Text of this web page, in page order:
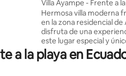
de
Villa Ayampe - Frente a
Hermosa villa moderna
en la zona residencial de
disfruta de una
este lugar especial y
mejores vistas y
muy conocida por su
a la playa en